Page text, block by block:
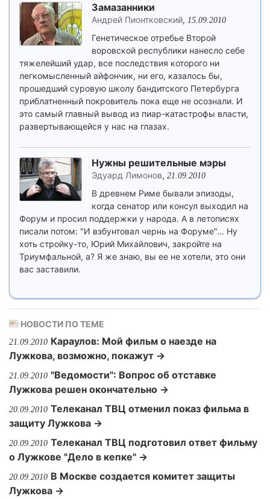
Замазанники
Андрей Пионтковский, 15.09.2010
Генетическое отребье Второй
воровской республики нанесло себе
тяжелейший удар, все последствия которого ни
легкомысленный айфончик, ни его, казалось бы,
прошедший суровую школу бандитского Петербурга
приблатненный покровитель пока еще не осознали. И
это самый главный вывод из пиар-катастрофы власти,
развертывающейся у нас на глазах.
Нужны решительные мэры
Эдуард Лимонов, 21.09.2010
В древнем Риме бывали эпизоды,
когда сенатор или консул выходил на
Форум и просил поддержки у народа. А в летописях
писали потом: "И взбунтовал чернь на Форуме"... Ну
хоть стройку-то, Юрий Михайлович, закройте на
Триумфальной, а? Я же знаю, вы ее не хотели, это они
вас заставили.
НОВОСТИ ПО ТЕМЕ
21.09.2010 Караулов: Мой фильм о наезде на
Лужкова, возможно, покажут →
21.09.2010 "Ведомости": Вопрос об отставке
Лужкова решен окончательно →
20.09.2010 Телеканал ТВЦ отменил показ фильма в
защиту Лужкова →
20.09.2010 Телеканал ТВЦ подготовил ответ фильму
о Лужкове "Дело в кепке" →
20.09.2010 В Москве создается комитет защиты
Лужкова →